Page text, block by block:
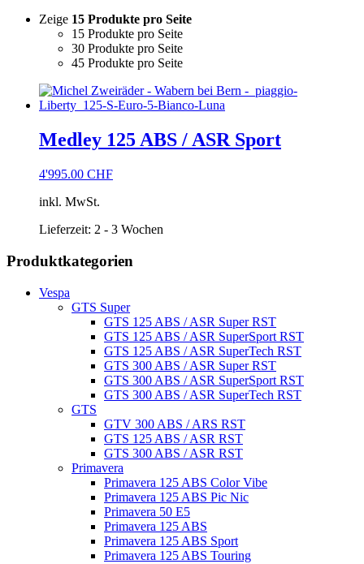
Zeige 15 Produkte pro Seite
15 Produkte pro Seite
30 Produkte pro Seite
45 Produkte pro Seite
Medley 125 ABS / ASR Sport
4'995.00 CHF
inkl. MwSt.
Lieferzeit: 2 - 3 Wochen
Produktkategorien
Vespa
GTS Super
GTS 125 ABS / ASR Super RST
GTS 125 ABS / ASR SuperSport RST
GTS 125 ABS / ASR SuperTech RST
GTS 300 ABS / ASR Super RST
GTS 300 ABS / ASR SuperSport RST
GTS 300 ABS / ASR SuperTech RST
GTS
GTV 300 ABS / ARS RST
GTS 125 ABS / ASR RST
GTS 300 ABS / ASR RST
Primavera
Primavera 125 ABS Color Vibe
Primavera 125 ABS Pic Nic
Primavera 50 E5
Primavera 125 ABS
Primavera 125 ABS Sport
Primavera 125 ABS Touring